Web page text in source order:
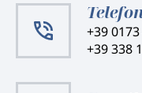
+39
+39 338